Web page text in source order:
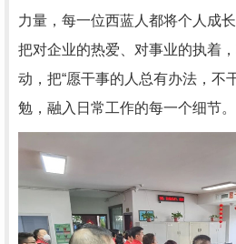
力量，每一位西蓝人都将个人成
把对企业的热爱、对事业的执着
动，把“愿干事的人总有办法，不
勉，融入日常工作的每一个细节。